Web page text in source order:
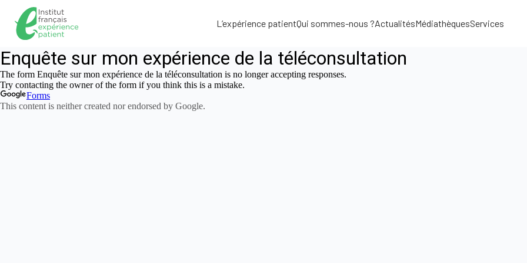
L’expérience patientQui sommes-nous ?ActualitésMédiathèquesServices